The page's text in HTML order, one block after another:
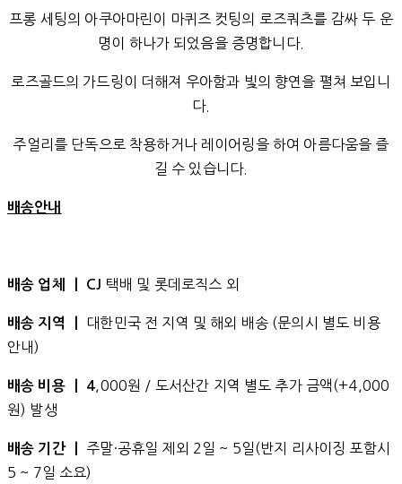
프롱 세팅의 아쿠아마린이 마퀴즈 컷팅의 로즈쿼츠를 감싸 두 운
명이 하나가 되었음을 증명합니다.
로즈골드의 가드링이 더해져 우아함과 빛의 향연을 펼쳐 보입니
다.
주얼리를 단독으로 착용하거나 레이어링을 하여 아름다움을 즐
길 수 있습니다.
배송안내
배송 업체 ㅣ CJ 택배 및 롯데로직스 외
배송 지역 ㅣ 대한민국 전 지역 및 해외 배송 (문의시 별도 비용
안내)
배송 비용 ㅣ 4,000원 / 도서산간 지역 별도 추가 금액(+4,000
원) 발생
배송 기간 ㅣ 주말·공휴일 제외 2일 ~ 5일(반지 리사이징 포함시
5 ~ 7일 소요)